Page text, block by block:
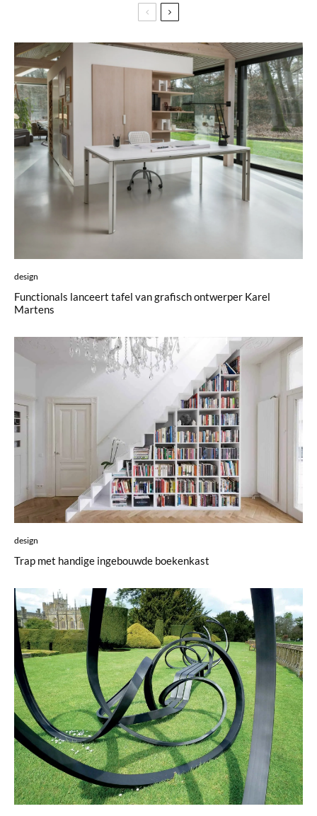
design
Functionals lanceert tafel van grafisch ontwerper Karel
Martens
design
Trap met handige ingebouwde boekenkast